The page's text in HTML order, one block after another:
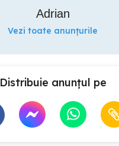
Adrian
Vezi toate anunțurile
Distribuie anunțul pe